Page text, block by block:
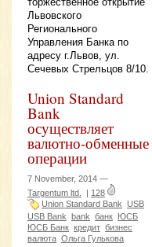
Львовского
Регионального
Управления Банка по
адресу г.Львов, ул.
Сечевых Стрельцов 8/10.
Union Standard
Bank
осуществляет
валютно-обменные
операции
7 November, 2014 —
Targentum ltd.
| 128
Union Standard Bank USB
USB Bank bank банк ЮСБ
ЮСБ Банк кредит бизнес
валюта Ольга Гулькова